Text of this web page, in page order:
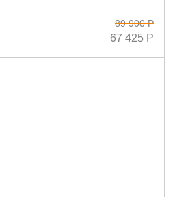
89 900 Р
67 425 Р